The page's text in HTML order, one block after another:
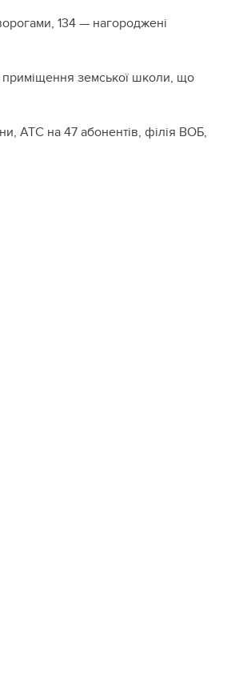
134 — нагороджені
приміщення земської школи, що
АТС на 47 абонентів, філія ВОБ,